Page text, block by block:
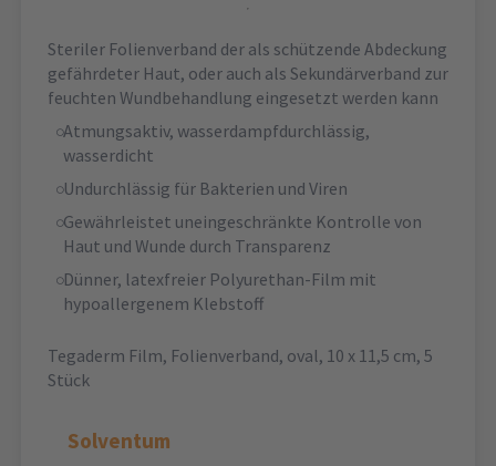
Steriler Folienverband der als schützende Abdeckung
gefährdeter Haut, oder auch als Sekundärverband zur
feuchten Wundbehandlung eingesetzt werden kann
Atmungsaktiv, wasserdampfdurchlässig,
wasserdicht
Undurchlässig für Bakterien und Viren
Gewährleistet uneingeschränkte Kontrolle von
Haut und Wunde durch Transparenz
Dünner, latexfreier Polyurethan-Film mit
hypoallergenem Klebstoff
Tegaderm Film, Folienverband, oval, 10 x 11,5 cm, 5
Stück
Solventum